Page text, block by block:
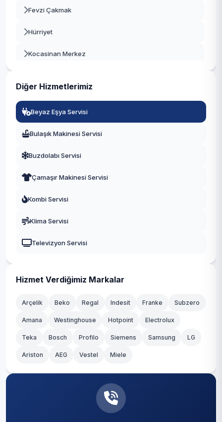
Beylikdüzü
Beyoğlu
Çekmeköy
Esenler
Kağıthane
Kartal
Küçükçekmece
Fevzi Çakmak
Hürriyet
Kocasinan Merkez
Diğer Hizmetlerimiz
Beyaz Eşya Servisi
Bulaşık Makinesi Servisi
Buzdolabı Servisi
Çamaşır Makinesi Servisi
Kombi Servisi
Klima Servisi
Televizyon Servisi
Hizmet Verdiğimiz Markalar
Arçelik Beko Regal Indesit Franke Subzero
Amana Westinghouse Hotpoint Electrolux
Teka Bosch Profilo Siemens Samsung LG
Ariston AEG Vestel Miele